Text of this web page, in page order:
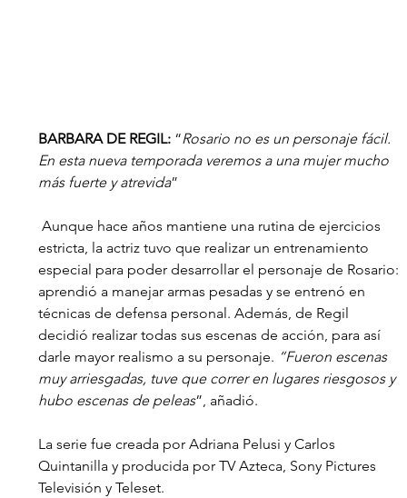
BARBARA DE REGIL: “Rosario no es un personaje fácil.
En esta nueva temporada veremos a una mujer mucho
más fuerte y atrevida”
Aunque hace años mantiene una rutina de ejercicios
estricta, la actriz tuvo que realizar un entrenamiento
especial para poder desarrollar el personaje de Rosario:
aprendió a manejar armas pesadas y se entrenó en
técnicas de defensa personal. Además, de Regil
decidió realizar todas sus escenas de acción, para así
darle mayor realismo a su personaje. “Fueron escenas
muy arriesgadas, tuve que correr en lugares riesgosos y
hubo escenas de peleas”, añadió.
La serie fue creada por Adriana Pelusi y Carlos
Quintanilla y producida por TV Azteca, Sony Pictures
Televisión y Teleset.